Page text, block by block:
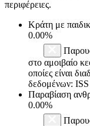
περιφέρειες.
Κράτη με
0.00%
στο αμοιβαίο
οποίες είναι
δεδομένων:
Παραβίαση
0.00%